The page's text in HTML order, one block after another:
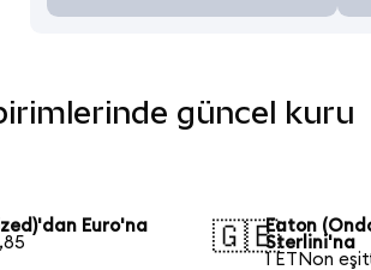
güncel kuru
Euro'na
🇬🇧Eaton
Sterlini'na
1 ETNon